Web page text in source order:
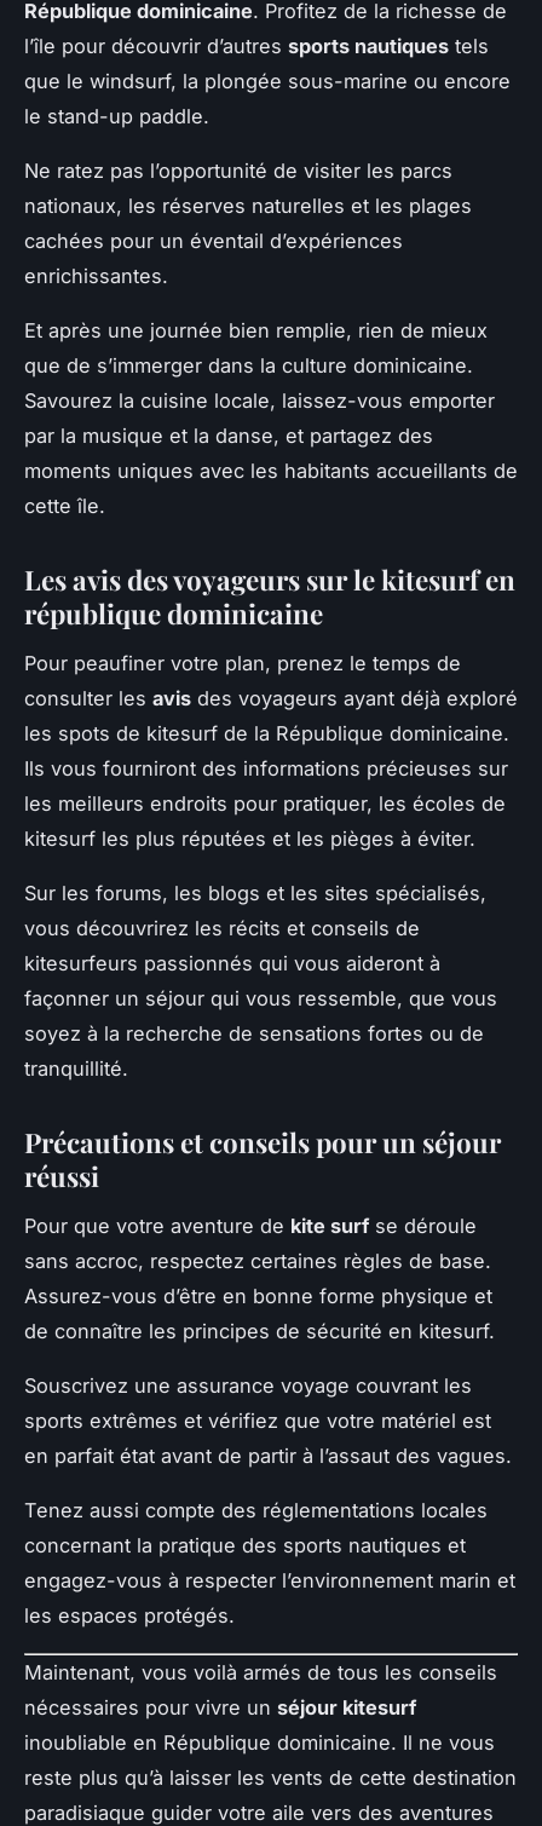
République dominicaine. Profitez de la richesse de
l’île pour découvrir d’autres sports nautiques tels
que le windsurf, la plongée sous-marine ou encore
le stand-up paddle.
Ne ratez pas l’opportunité de visiter les parcs
nationaux, les réserves naturelles et les plages
cachées pour un éventail d’expériences
enrichissantes.
Et après une journée bien remplie, rien de mieux
que de s’immerger dans la culture dominicaine.
Savourez la cuisine locale, laissez-vous emporter
par la musique et la danse, et partagez des
moments uniques avec les habitants accueillants de
cette île.
Les avis des voyageurs sur le kitesurf en
république dominicaine
Pour peaufiner votre plan, prenez le temps de
consulter les avis des voyageurs ayant déjà exploré
les spots de kitesurf de la République dominicaine.
Ils vous fourniront des informations précieuses sur
les meilleurs endroits pour pratiquer, les écoles de
kitesurf les plus réputées et les pièges à éviter.
Sur les forums, les blogs et les sites spécialisés,
vous découvrirez les récits et conseils de
kitesurfeurs passionnés qui vous aideront à
façonner un séjour qui vous ressemble, que vous
soyez à la recherche de sensations fortes ou de
tranquillité.
Précautions et conseils pour un séjour
réussi
Pour que votre aventure de kite surfse déroule
sans accroc, respectez certaines règles de base.
Assurez-vous d’être en bonne forme physique et
de connaître les principes de sécurité en kitesurf.
Souscrivez une assurance voyage couvrant les
sports extrêmes et vérifiez que votre matériel est
en parfait état avant de partir à l’assaut des vagues.
Tenez aussi compte des réglementations locales
concernant la pratique des sports nautiques et
engagez-vous à respecter l’environnement marin et
les espaces protégés.
Maintenant, vous voilà armés de tous les conseils
nécessaires pour vivre un séjour kitesurf
inoubliable en République dominicaine. Il ne vous
reste plus qu’à laisser les vents de cette destination
paradisiaque guider votre aile vers des aventures